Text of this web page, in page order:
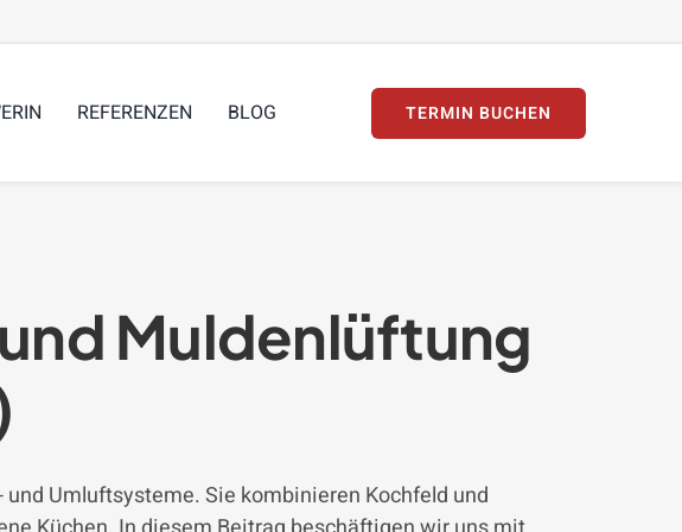
REFERENZEN BLOG TERMIN BUCHEN
Muldenlüftung
Umluftsysteme. Sie kombinieren Kochfeld und